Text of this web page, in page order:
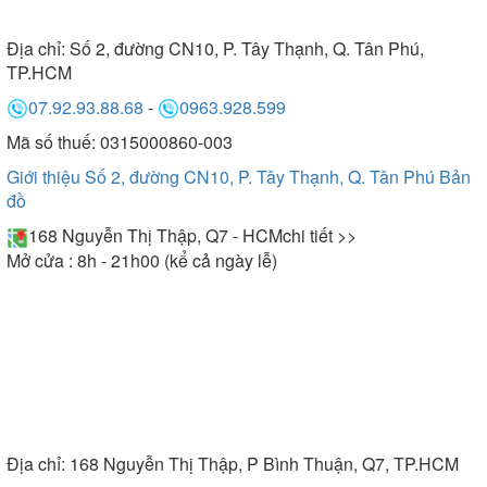
Bepnamanh.comlà đơn vị đã được người tiêu dùng
đánh giá cao trong nhiều năm qua nhờ chất lượng
sản phẩm, giá thành cạnh tranh. Với kinh nghiệm
phục vụ hàng nghìn khách hàng trong nhiều năm
qua, chúng tôi cam kết:
kiến thức sản phẩm, giúp quý khách hàng lựa chọn
Địa chỉ: Số 2, đường CN10, P. Tây Thạnh, Q. Tân Phú,
TP.HCM
07.92.93.88.68 -
0963.928.599
Mã số thuế: 0315000860-003
Giới thiệu Số 2, đường CN10, P. Tây Thạnh, Q. Tân Phú Bản
đồ
168 Nguyễn Thị Thập, Q7 - HCMchi tiết >>
Mở cửa : 8h - 21h00 (kể cả ngày lễ)
Địa chỉ: 168 Nguyễn Thị Thập, P Bình Thuận, Q7, TP.HCM